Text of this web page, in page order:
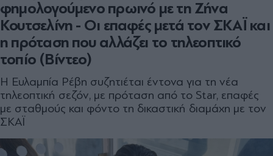
φημολογούμενο πρωινό με τη Ζήνα
Κουτσελίνη - Οι επαφές μετά τον ΣΚΑΪ και
η πρόταση που αλλάζει το τηλεοπτικό
τοπίο (Βίντεο)
Η Ευλαμπία Ρέβη συζητιέται έντονα για τη νέα
τηλεοπτική σεζόν, με πρόταση από το Star, επαφές
με σταθμούς και φόντο τη δικαστική διαμάχη με τον
ΣΚΑΪ